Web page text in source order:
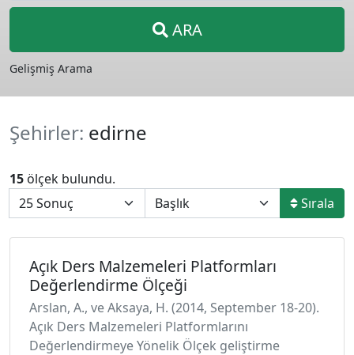
ARA
Gelişmiş Arama
Şehirler: edirne
15 ölçek bulundu.
Sırala
Açık Ders Malzemeleri Platformları
Değerlendirme Ölçeği
Arslan, A., ve Aksaya, H. (2014, September 18-20).
Açık Ders Malzemeleri Platformlarını
Değerlendirmeye Yönelik Ölçek geliştirme